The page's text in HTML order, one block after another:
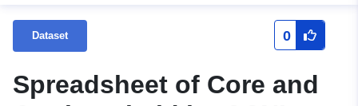
Dataset 0
Spreadsheet of Core and